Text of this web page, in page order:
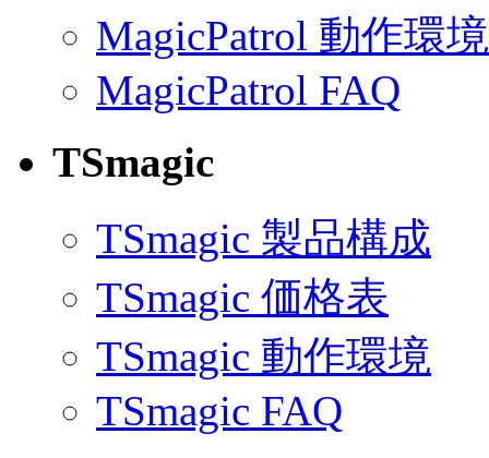
MagicPatrol 動作環境
MagicPatrol FAQ
TSmagic
TSmagic 製品構成
TSmagic 価格表
TSmagic 動作環境
TSmagic FAQ